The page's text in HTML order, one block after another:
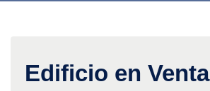
Edificio en Venta